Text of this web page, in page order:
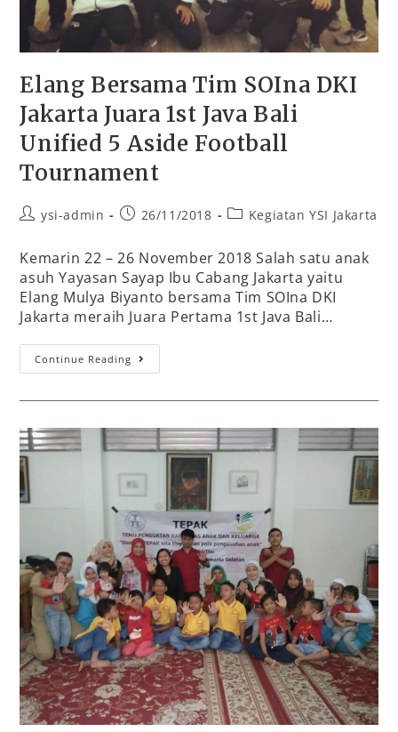
Elang Bersama Tim SOIna DKI
Jakarta Juara 1st Java Bali
Unified 5 Aside Football
Tournament
ysi-admin 26/11/2018 Kegiatan YSI Jakarta
Kemarin 22 – 26 November 2018 Salah satu anak
asuh Yayasan Sayap Ibu Cabang Jakarta yaitu
Elang Mulya Biyanto bersama Tim SOIna DKI
Jakarta meraih Juara Pertama 1st Java Bali…
Continue Reading